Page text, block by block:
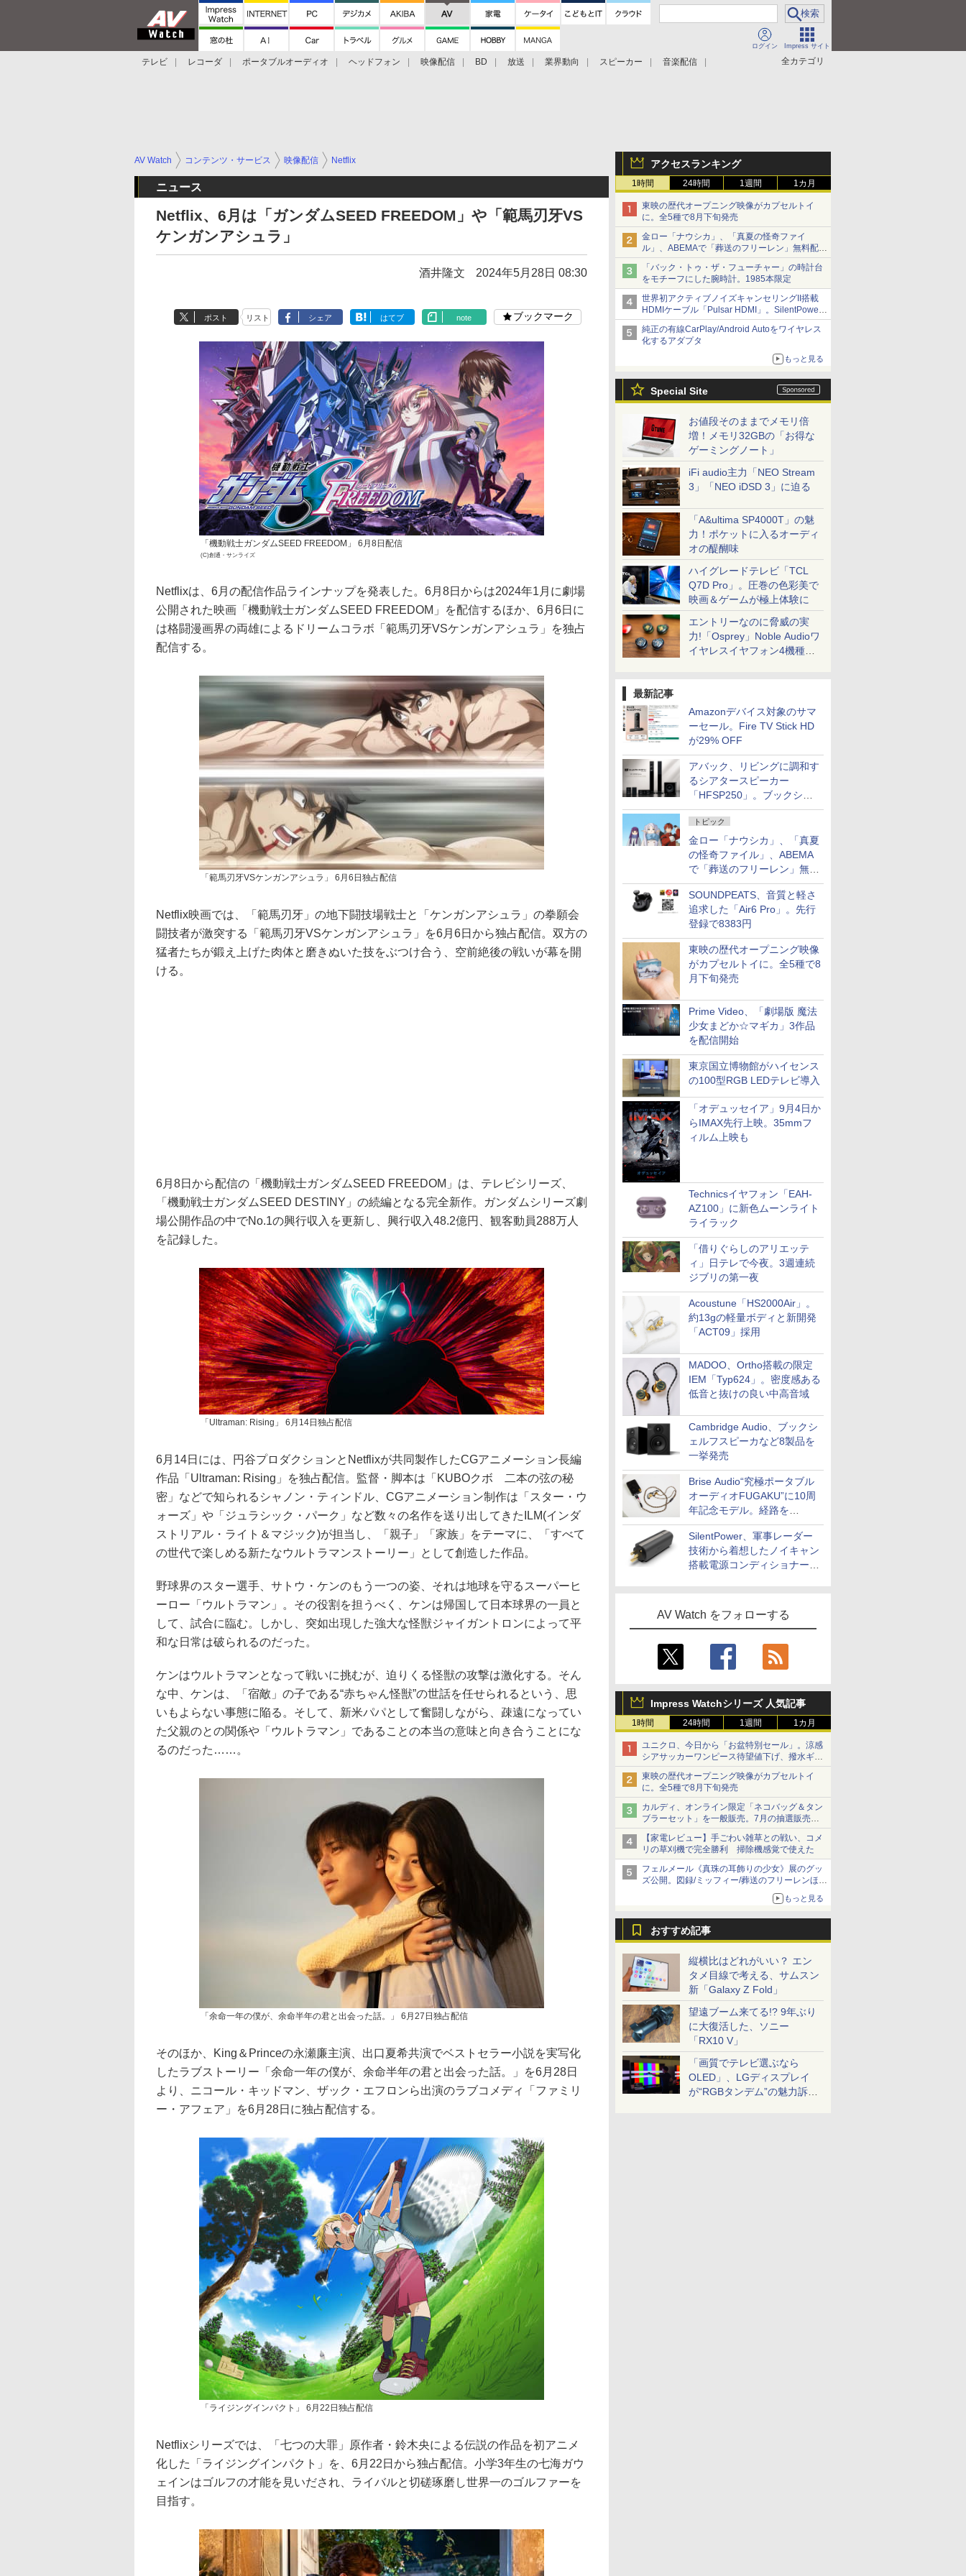
ログイン Impress サイト
全カテゴリ
テレビ レコーダ ポータブルオーディオ ヘッドフォン 映像配信 BD 放送 業界動向 スピーカー
音楽配信
アクセスランキング
1時間 24時間 1週間 1カ月
東映の歴代オープニング映像がカプセルトイ
に。全5種で8月下旬発売
金ロー「ナウシカ」、「真夏の怪奇ファイ
ル」、ABEMAで「葬送のフリーレン」無料配信
など。夏の特番・配信情報
「バック・トゥ・ザ・フューチャー」の時計台
をモチーフにした腕時計。1985本限定
世界初アクティブノイズキャンセリングII搭載
HDMIケーブル「Pulsar HDMI」。SilentPower
から
純正の有線CarPlay/Android Autoをワイヤレス
化するアダプタ
もっと見る
Special Site
お値段そのままでメモリ倍
増！メモリ32GBの「お得な
ゲーミングノート」
iFi audio主力「NEO Stream
3」「NEO iDSD 3」に迫る
「A&ultima SP4000T」の魅
力！ポケットに入るオーディ
オの醍醐味
ハイグレードテレビ「TCL
Q7D Pro」。圧巻の色彩美で
映画＆ゲームが極上体験に
エントリーなのに脅威の実
力!「Osprey」Noble Audioワ
イヤレスイヤフォン4機種を
最新記事
Amazonデバイス対象のサマ
ーセール。Fire TV Stick HD
が29% OFF
アバック、リビングに調和す
るシアタースピーカー
「HFSP250」。ブックシェ
ルフはペア3万円以下
トピック
金ロー「ナウシカ」、「真夏
の怪奇ファイル」、ABEMA
で「葬送のフリーレン」無料
配信など。夏の特番・配信情
報
SOUNDPEATS、音質と軽さ
追求した「Air6 Pro」。先行
登録で8383円
東映の歴代オープニング映像
がカプセルトイに。全5種で8
月下旬発売
Prime Video、「劇場版 魔法
少女まどか☆マギカ」3作品
を配信開始
東京国立博物館がハイセンス
の100型RGB LEDテレビ導入
「オデュッセイア」9月4日か
らIMAX先行上映。35mmフ
ィルム上映も
Technicsイヤフォン「EAH-
AZ100」に新色ムーンライト
ライラック
「借りぐらしのアリエッテ
ィ」日テレで今夜。3週連続
ジブリの第一夜
Acoustune「HS2000Air」。
約13gの軽量ボディと新開発
「ACT09」採用
MADOO、Ortho搭載の限定
IEM「Typ624」。密度感ある
低音と抜けの良い中高音域
Cambridge Audio、ブックシ
ェルフスピーカなど8製品を
一挙発売
Brise Audio“究極ポータブル
オーディオFUGAKU”に10周
年記念モデル。経路を
NISHIKIで統一。400万円
SilentPower、軍事レーダー
技術から着想したノイキャン
搭載電源コンディショナー
AV Watch をフォローする
Impress Watchシリーズ 人気記事
1時間 24時間 1週間 1カ月
ユニクロ、今日から「お盆特別セール」。涼感
シアサッカーワンピース待望値下げ、撥水ギア
ショーツは1990円に
東映の歴代オープニング映像がカプセルトイ
に。全5種で8月下旬発売
カルディ、オンライン限定「ネコバッグ＆タン
ブラーセット」を一般販売。7月の抽選販売の
当選無効分
【家電レビュー】手ごわい雑草との戦い、コメ
リの草刈機で完全勝利 掃除機感覚で使えた
フェルメール《真珠の耳飾りの少女》展のグッ
ズ公開。図録/ミッフィー/葬送のフリーレンほ
もっと見る
おすすめ記事
縦横比はどれがいい？ エン
タメ目線で考える、サムスン
新「Galaxy Z Fold」
望遠ブーム来てる!? 9年ぶり
に大復活した、ソニー
「RX10 V」
「画質でテレビ選ぶなら
OLED」、LGディスプレイ
が“RGBタンデム”の魅力訴
AV Watch コンテンツ・サービス 映像配信 Netflix
ニュース
Netflix、6月は「ガンダムSEED FREEDOM」や「範馬刃牙VS
ケンガンアシュラ」
酒井隆文 2024年5月28日 08:30
ポスト リスト シェア はてブ note ブックマーク
「機動戦士ガンダムSEED FREEDOM」 6月8日配信
(C)創通・サンライズ
Netflixは、6月の配信作品ラインナップを発表した。6月8日からは2024年1月に劇場
公開された映画「機動戦士ガンダムSEED FREEDOM」を配信するほか、6月6日に
は格闘漫画界の両雄によるドリームコラボ「範馬刃牙VSケンガンアシュラ」を独占
配信する。
「範馬刃牙VSケンガンアシュラ」 6月6日独占配信
Netflix映画では、「範馬刃牙」の地下闘技場戦士と「ケンガンアシュラ」の拳願会
闘技者が激突する「範馬刃牙VSケンガンアシュラ」を6月6日から独占配信。双方の
猛者たちが鍛え上げた肉体と磨きぬいた技をぶつけ合う、空前絶後の戦いが幕を開
ける。
6月8日から配信の「機動戦士ガンダムSEED FREEDOM」は、テレビシリーズ、
「機動戦士ガンダムSEED DESTINY」の続編となる完全新作。ガンダムシリーズ劇
場公開作品の中でNo.1の興行収入を更新し、興行収入48.2億円、観客動員288万人
を記録した。
「Ultraman: Rising」 6月14日独占配信
6月14日には、円谷プロダクションとNetflixが共同製作したCGアニメーション長編
作品「Ultraman: Rising」を独占配信。監督・脚本は「KUBOクボ 二本の弦の秘
密」などで知られるシャノン・ティンドル、CGアニメーション制作は「スター・ウ
ォーズ」や「ジュラシック・パーク」など数々の名作を送り出してきたILM(インダ
ストリアル・ライト＆マジック)が担当し、「親子」「家族」をテーマに、「すべて
の世代で楽しめる新たなウルトラマンストーリー」として創造した作品。
野球界のスター選手、サトウ・ケンのもう一つの姿、それは地球を守るスーパーヒ
ーロー「ウルトラマン」。その役割を担うべく、ケンは帰国して日本球界の一員と
して、試合に臨む。しかし、突如出現した強大な怪獣ジャイガントロンによって平
和な日常は破られるのだった。
ケンはウルトラマンとなって戦いに挑むが、迫りくる怪獣の攻撃は激化する。そん
な中、ケンは、「宿敵」の子である“赤ちゃん怪獣”の世話を任せられるという、思
いもよらない事態に陥る。そして、新米パパとして奮闘しながら、疎遠になってい
た父親のとの関係や「ウルトラマン」であることの本当の意味と向き合うことにな
るのだった……。
「余命一年の僕が、余命半年の君と出会った話。」 6月27日独占配信
そのほか、King＆Princeの永瀬廉主演、出口夏希共演でベストセラー小説を実写化
したラブストーリー「余命一年の僕が、余命半年の君と出会った話。」を6月28日
より、ニコール・キッドマン、ザック・エフロンら出演のラブコメディ「ファミリ
ー・アフェア」を6月28日に独占配信する。
「ライジングインパクト」 6月22日独占配信
Netflixシリーズでは、「七つの大罪」原作者・鈴木央による伝説の作品を初アニメ
化した「ライジングインパクト」を、6月22日から独占配信。小学3年生の七海ガウ
ェインはゴルフの才能を見いだされ、ライバルと切磋琢磨し世界一のゴルファーを
目指す。